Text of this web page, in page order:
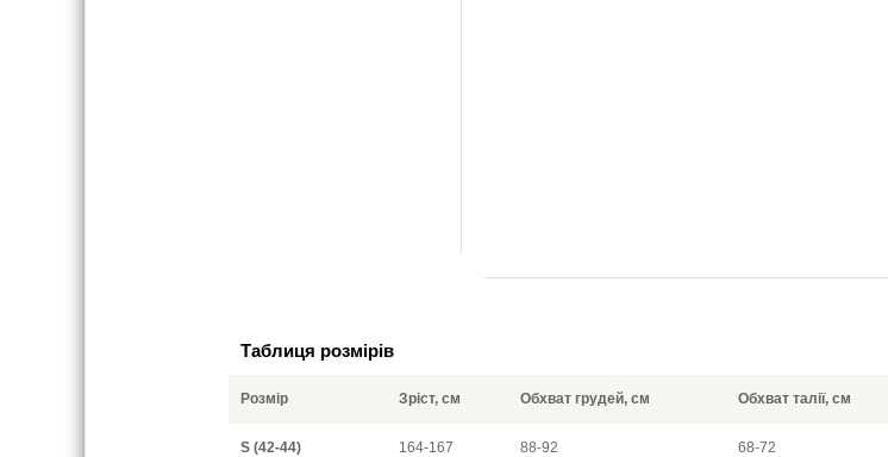
Таблиця розмірів
Розмір Зріст, см Обхват грудей, см Обхват талії, см
S (42-44) 164-167 88-92 68-72